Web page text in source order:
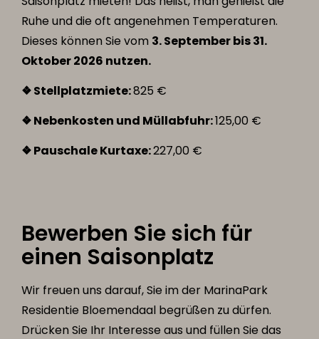
Ruhe und die oft angenehmen Temperaturen.
Dieses können Sie vom 3. September bis 31.
Oktober 2026 nutzen.
❖ Stellplatzmiete:825 €
❖ Nebenkosten und Müllabfuhr:125,00 €
❖ Pauschale Kurtaxe:227,00 €
Bewerben Sie sich für
einen Saisonplatz
Wir freuen uns darauf, Sie im der MarinaPark
Residentie Bloemendaal begrüßen zu dürfen.
Drücken Sie Ihr Interesse aus und füllen Sie das